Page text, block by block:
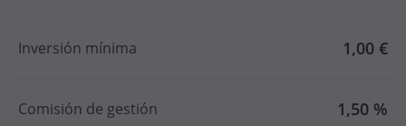
Inversión mínima 1,00 €
Comisión de gestión 1,50 %